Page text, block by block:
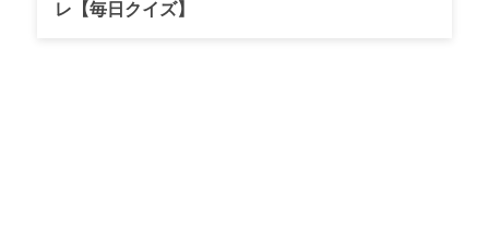
レ【毎日クイズ】